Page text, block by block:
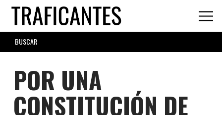
Skip
main
content
SEARCH
FORM
POR UNA
CONSTITUCIÓN DE